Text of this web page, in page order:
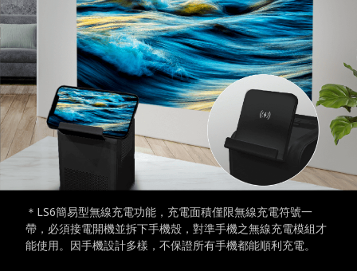
＊LS6簡易型無線充電功能，充電面積僅限無線充電符號一
帶，必須接電開機並拆下手機殼，對準手機之無線充電模組才
能使用。因手機設計多樣，不保證所有手機都能順利充電。